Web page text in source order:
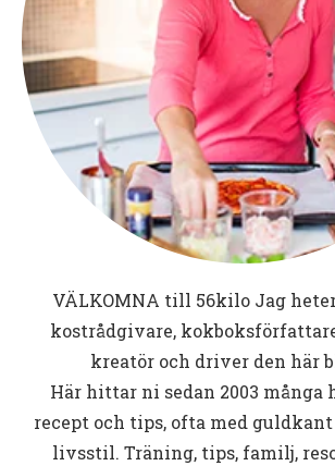
VÄLKOMNA till 56kiloJag
kostrådgivare,
kreatör och driver den här
Här hittar ni sedan 2003 många
recept och tips, ofta med
livsstil. Träning, tips, familj,